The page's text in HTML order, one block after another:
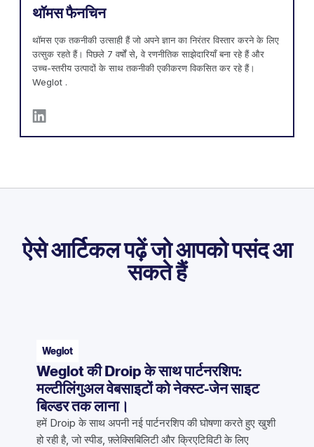
थॉमस फैनचिन
थॉमस एक तकनीकी उत्साही हैं जो अपने ज्ञान का निरंतर विस्तार करने के लिए
उत्सुक रहते हैं। पिछले 7 वर्षों से, वे रणनीतिक साझेदारियाँ बना रहे हैं और
उच्च-स्तरीय उत्पादों के साथ तकनीकी एकीकरण विकसित कर रहे हैं।
Weglot .
ऐसे आर्टिकल पढ़ें जो आपको पसंद आ
सकते हैं
Weglot
Weglot की Droip के साथ पार्टनरशिप:
मल्टीलिंगुअल वेबसाइटों को नेक्स्ट-जेन साइट
बिल्डर तक लाना।
हमें Droip के साथ अपनी नई पार्टनरशिप की घोषणा करते हुए खुशी
हो रही है, जो स्पीड, फ़्लेक्सिबिलिटी और क्रिएटिविटी के लिए